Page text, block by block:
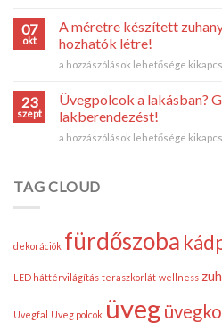
bejegyzéshez
amiért
érdemes
üvegfelületet
használni
lakásban
bejegyzéshez
07
okt
A méretre készített
hozhatók létre!
A
készített
zuhanyfallal
egyedi
terek
bejegyzéshez
a hozzászólások lehetősége
23
szept
Üvegpolcok a lakásban?
lakberendezést!
Üvegpolcok
Gondold
bejegyzéshez
a hozzászólások lehetősége
TAG CLOUD
dekorációk fürdőszoba
LED háttérvilágítás teraszkorlát wellness
Üvegfal Üveg polcok üveg